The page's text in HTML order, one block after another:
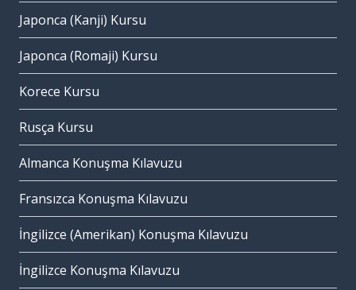
Japonca (Kanji) Kursu
Japonca (Romaji) Kursu
Korece Kursu
Rusça Kursu
Almanca Konuşma Kılavuzu
Fransızca Konuşma Kılavuzu
İngilizce (Amerikan) Konuşma Kılavuzu
İngilizce Konuşma Kılavuzu